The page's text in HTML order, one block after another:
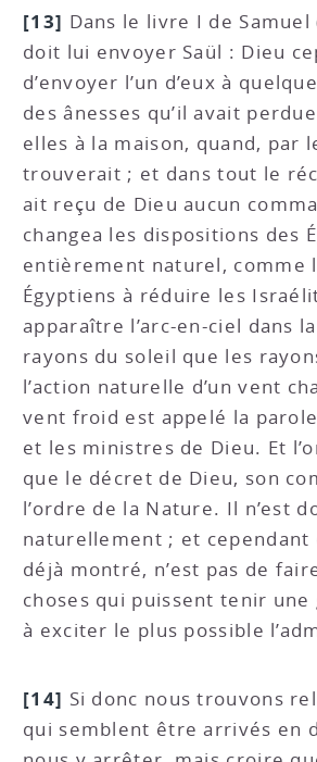
[13] Dans le livre I de
doit lui envoyer Saül : Dieu
d’envoyer l’un d’eux à
des ânesses qu’il avait
elles à la maison, quand, par
trouverait ; et dans tout le
ait reçu de Dieu aucun
changea les dispositions des
entièrement naturel, comme
Égyptiens à réduire les
apparaître l’arc-en-ciel dans
rayons du soleil que les
l’action naturelle d’un vent
vent froid est appelé la
et les ministres de Dieu. Et
que le décret de Dieu, son
l’ordre de la Nature. Il n’est
naturellement ; et cependant
déjà montré, n’est pas de
choses qui puissent tenir
à exciter le plus possible
[14] Si donc nous trouvons
qui semblent être arrivés en